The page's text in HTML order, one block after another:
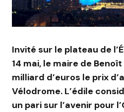
Invité sur le plateau de
14 mai, le maire de
milliard d’euros le prix
Vélodrome. L’édile
un pari sur l’avenir pour